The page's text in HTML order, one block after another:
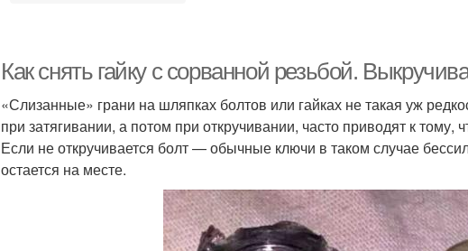
Как снять гайку с сорванной резьбой.
«Слизанные» грани на шляпках болтов или гайках не такая уж
при затягивании, а потом при откручивании, часто приводят к тому,
Если не откручивается болт — обычные ключи в таком случае
остается на месте.